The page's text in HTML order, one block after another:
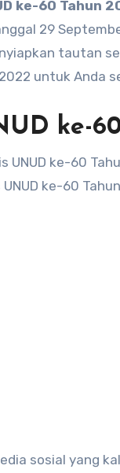
ke-60 Tahun
29
tautan
untuk Anda
ke-
ke-60
ke-60
sosial yang